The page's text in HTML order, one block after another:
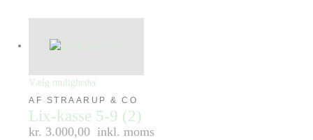
Vælg muligheder
AF STRAARUP & CO
Lix-kasse 5-9 (2)
kr. 3.000,00 inkl. moms